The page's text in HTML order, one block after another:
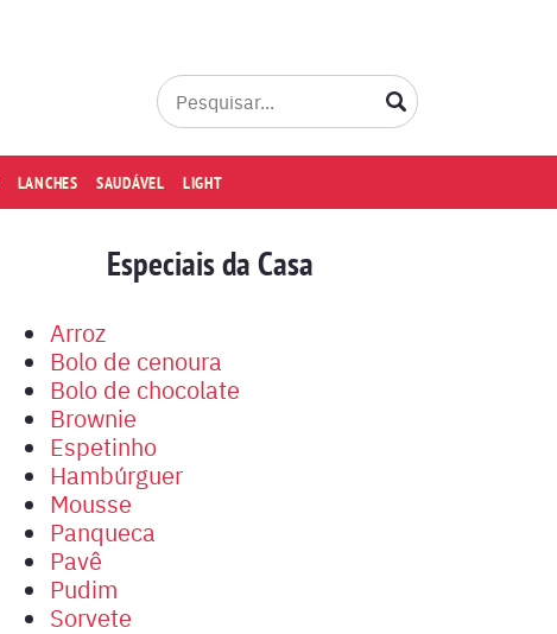
LANCHES SAUDÁVEL LIGHT
Especiais da Casa
Arroz
Bolo de cenoura
Bolo de chocolate
Brownie
Espetinho
Hambúrguer
Mousse
Panqueca
Pavê
Pudim
Sorvete